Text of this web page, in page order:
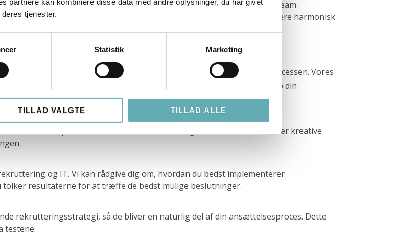
partnere kan kombinere disse data med andre oplysninger, du har givet
tjenester.
Statistik Marketing
TILLAD VALGTE TILLAD ALLE
teammedlemmer, er afgørende for at opnå et velfungerende team.
arbejder sammen og dermed hjælpe med at skabe et mere harmonisk
vi skræddersyede løsninger til personlighedstest i rekrutteringsprocessen. Vores
at identificere de specifikke behov og krav, der er relevante for netop din
specifikke behov. Uanset om du søger ledere, teknikere eller kreative
og IT. Vi kan rådgive dig om, hvordan du bedst implementerer
resultaterne for at træffe de bedst mulige beslutninger.
rekrutteringsstrategi, så de bliver en naturlig del af din ansættelsesproces. Dette
testene.